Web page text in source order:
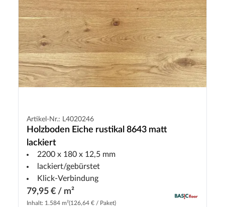
Artikel-Nr.: L4020246
Holzboden Eiche rustikal 8643 matt
lackiert
2200 x 180 x 12,5 mm
lackiert/gebürstet
Klick-Verbindung
79,95 € / m²
Inhalt: 1.584 m²(126,64 € / Paket)